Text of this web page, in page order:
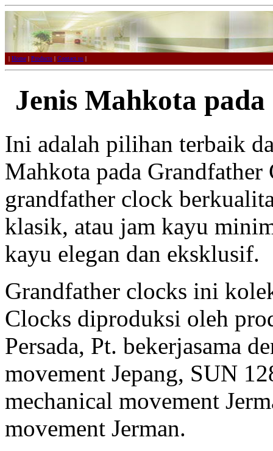
| Home | Products | Contact us |
Jenis Mahkota
Ini adalah pilihan terbaik
Mahkota pada Grandfather
grandfather clock
klasik, atau jam kayu
kayu elegan dan eksklusif.
Grandfather clocks ini
Clocks diproduksi oleh
Persada, Pt. bekerjasama
movement Jepang, SUN
mechanical movement
movement Jerman.